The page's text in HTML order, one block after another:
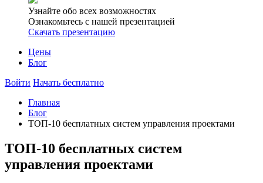
Узнайте обо всех возможностях
Ознакомьтесь с нашей презентацией
Скачать презентацию
Цены
Блог
Войти Начать бесплатно
Главная
Блог
ТОП-10 бесплатных систем управления проектами
ТОП-10 бесплатных систем
управления проектами